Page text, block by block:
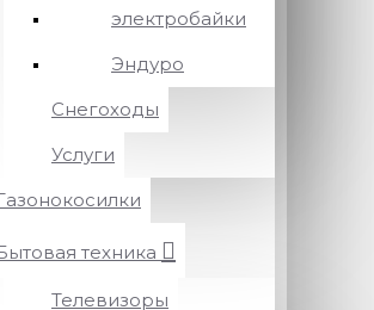
электробайки
Эндуро
Снегоходы
Услуги
техника
Телевизоры